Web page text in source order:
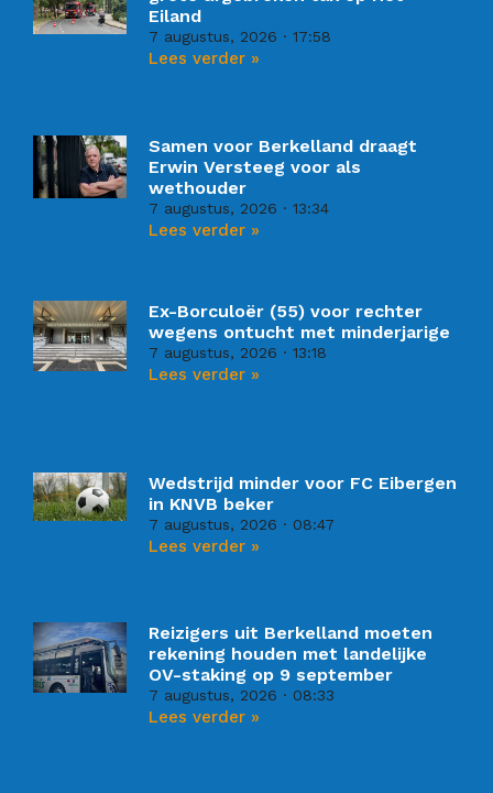
Eiland
7 augustus, 2026 17:58
Lees verder »
Samen voor Berkelland draagt
Erwin Versteeg voor als
wethouder
7 augustus, 2026 13:34
Lees verder »
Ex-Borculoër (55) voor rechter
wegens ontucht met minderjarige
7 augustus, 2026 13:18
Lees verder »
Wedstrijd minder voor FC Eibergen
in KNVB beker
7 augustus, 2026 08:47
Lees verder »
Reizigers uit Berkelland moeten
rekening houden met landelijke
OV-staking op 9 september
7 augustus, 2026 08:33
Lees verder »